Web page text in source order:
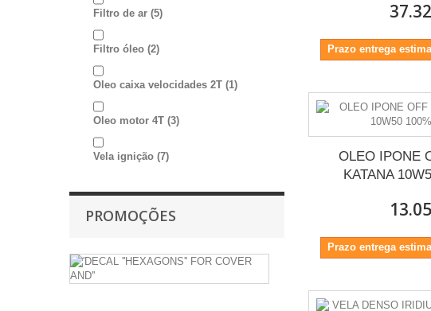
Filtro de ar (5)
Filtro óleo (2)
Oleo caixa velocidades 2T (1)
Oleo motor 4T (3)
Vela ignição (7)
PROMOÇÕES
'DECAL
FOR
COVER
Prazo entrega
OLEO IPONE
KATANA
Prazo entrega